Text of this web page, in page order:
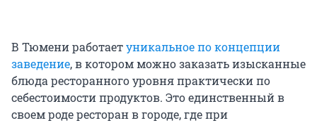
В Тюмени работаетуникальное по концепции
заведение, в котором можно заказать изысканные
блюда ресторанного уровня практически по
себестоимости продуктов. Это единственный в
своем роде ресторан в городе, где при